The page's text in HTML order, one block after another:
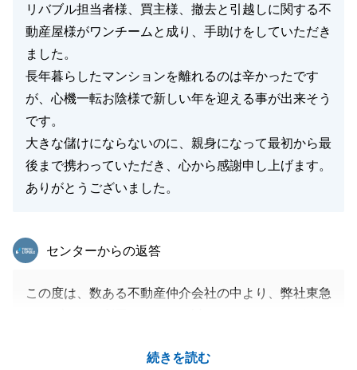
リバブル担当者様、買主様、撤去と引越しに関する不
動産屋様がワンチームと成り、手助けをしていただき
ました。
長年暮らしたマンションを離れるのは辛かったです
が、心機一転お陰様で新しい年を迎える事が出来そう
です。
大きな儲けにならないのに、親身になって最初から最
後まで携わっていただき、心から感謝申し上げます。
ありがとうございました。
続きを読む
東急リバブル
センターからの返答
この度は、数ある不動産仲介会社の中より、弊社東急
途中困難に直面しましたが、K様のご協力・弊社協力